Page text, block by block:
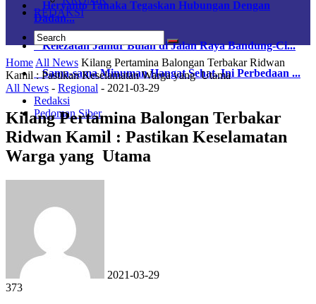
Heryanto Tanaka Tegaskan Hubungan Dengan
Dadan...
Kelezatan Jamur Bulan di Jalan Raya Bandung-Ci...
Sama-sama Minuman Hangat Sehat, Ini Perbedaan ...
Redaksi
Pedoman Siber
REDAKSI
Home All News Kilang Pertamina Balongan Terbakar Ridwan
Kamil : Pastikan Keselamatan Warga yang Utama
All News - Regional - 2021-03-29
Kilang Pertamina Balongan Terbakar
Ridwan Kamil : Pastikan Keselamatan
Warga yang Utama
2021-03-29
373